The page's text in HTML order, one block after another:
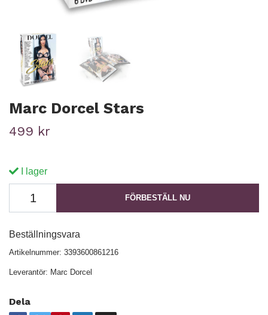
Marc Dorcel Stars
499 kr
I lager
FÖRBESTÄLL NU
Beställningsvara
Artikelnummer: 3393600861216
Leverantör: Marc Dorcel
Dela